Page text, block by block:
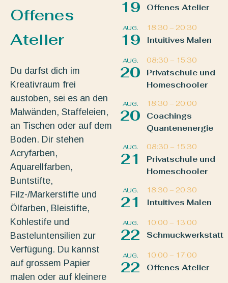
Offenes
Atelier
Du darfst dich im
Kreativraum frei
austoben, sei es an den
Malwänden, Staffeleien,
an Tischen oder auf dem
Boden. Dir stehen
Acryfarben,
Aquarellfarben,
Buntstifte,
Filz-/Markerstifte und
Ölfarben, Bleistifte,
Kohlestife und
Basteluntensilien zur
Verfügung. Du kannst
auf grossem Papier
malen oder auf kleinere
19 Offenes Atelier
AUG.
19
18:30 – 20:30
Intuitives Malen
AUG.
20
08:30 – 15:30
Privatschule und
Homeschooler
AUG.
20
18:30 – 20:00
Coachings
Quantenenergie
AUG.
21
08:30 – 15:30
Privatschule und
Homeschooler
AUG.
21
18:30 – 20:30
Intuitives Malen
AUG.
22
10:00 – 13:00
Schmuckwerkstatt
AUG.
22
10:00 – 17:00
Offenes Atelier